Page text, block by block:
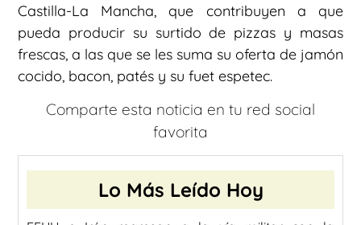
Castilla-La Mancha, que contribuyen a que
pueda producir su surtido de pizzas y masas
frescas, a las que se les suma su oferta de jamón
cocido, bacon, patés y su fuet espetec.
Comparte esta noticia en tu red social
favorita
Lo Más Leído Hoy